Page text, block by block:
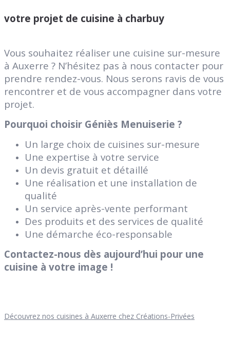
votre projet de cuisine à charbuy
Vous souhaitez réaliser une cuisine sur-mesure
à Auxerre ? N’hésitez pas à nous contacter pour
prendre rendez-vous. Nous serons ravis de vous
rencontrer et de vous accompagner dans votre
projet.
Pourquoi choisir Géniès Menuiserie ?
Un large choix de cuisines sur-mesure
Une expertise à votre service
Un devis gratuit et détaillé
Une réalisation et une installation de
qualité
Un service après-vente performant
Des produits et des services de qualité
Une démarche éco-responsable
Contactez-nous dès aujourd’hui pour une
cuisine à votre image !
Découvrez nos cuisines à Auxerre chez Créations-Privées